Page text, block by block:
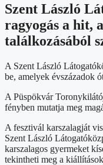
Szent László
ragyogás a hit,
találkozásából
A Szent László
be, amelyek évszázadok
A Püspökvár
fényben mutatja meg
A fesztivál karszalagját
Szent László
karszalagos gyermeket
tekintheti meg a